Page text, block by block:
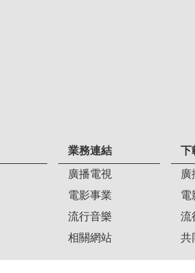
業務連結
廣播電視
電影事業
流行音樂
相關網站
下
廣
電
流
共